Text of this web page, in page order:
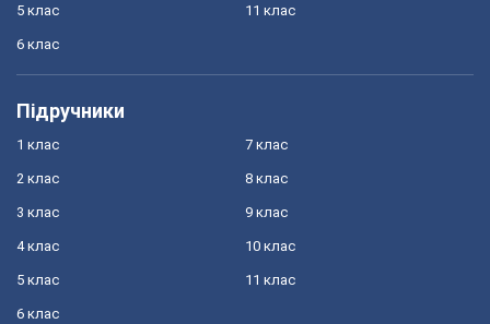
5 клас
6 клас
11 клас
Підручники
1 клас
2 клас
3 клас
4 клас
5 клас
6 клас
7 клас
8 клас
9 клас
10 клас
11 клас